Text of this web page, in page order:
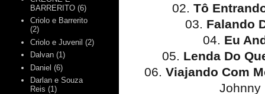
02. Tô
03. Falando
04. Eu
05. Lenda Do
06. Viajando Com
Johnny
BARRERITO (6)
Criolo e Barrerito
(2)
Criolo e Juvenil (2)
Dalvan (1)
Daniel (6)
Darlan e Souza
Reis (1)